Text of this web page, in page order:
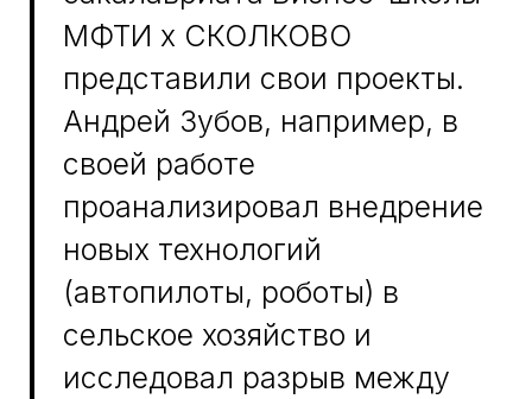
Про остальные проекты читайте здесь
ПРИСОЕДИНЯЙТЕСЬ
К НАМ
По вопросам:
bs@mipt.ru
Консультация в
Программы
Главная